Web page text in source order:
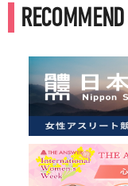
RECOMMEND